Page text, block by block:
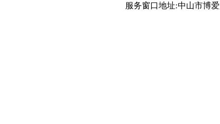
服务窗口地址:中山市博